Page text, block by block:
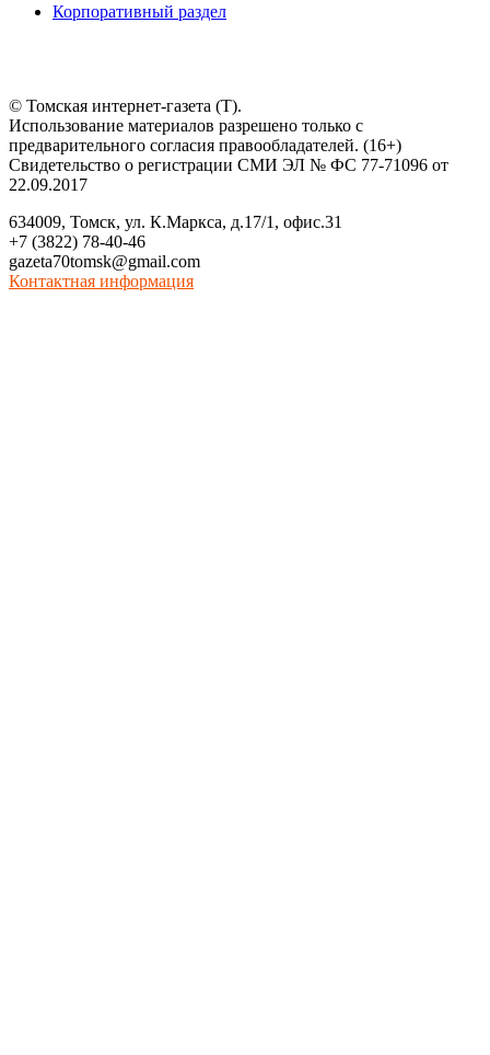
Корпоративный раздел
© Томская интернет-газета (Т).
Использование материалов разрешено только с
предварительного согласия правообладателей. (16+)
Свидетельство о регистрации СМИ ЭЛ № ФС 77-71096 от
22.09.2017
634009, Томск, ул. К.Маркса, д.17/1, офис.31
+7 (3822) 78-40-46
gazeta70tomsk@gmail.com
Контактная информация